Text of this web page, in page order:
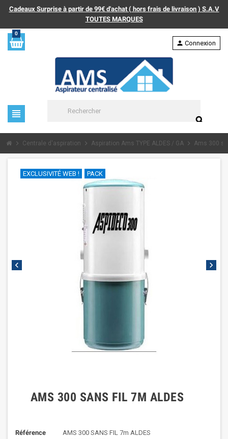
Cadeaux Surprise à partir de 99€ d'achat ( hors frais de livraison ) S.A.V
TOUTES MARQUES
0
view_headline
search
person Connexion
chevron_right Centrale d'aspiration chevron_right Aspiration Ams TYPE ALDES / GA chevron_right Ams 300
chevron_left chevron_right
EXCLUSIVITÉ WEB ! PACK
AMS 300 SANS FIL 7M ALDES
Référence
AMS 300 SANS FIL 7m ALDES